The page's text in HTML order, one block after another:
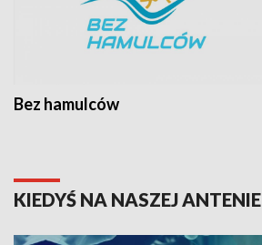
Bez hamulców
KIEDYŚ NA NASZEJ ANTENIE